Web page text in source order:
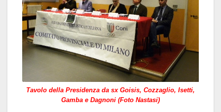
Tavolo della Presidenza da sx Goisis, Cozzaglio, Isetti,
Gamba e Dagnoni (Foto Nastasi)